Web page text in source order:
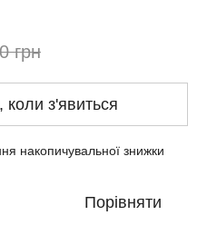
грн
коли з'явиться
накопичувальної знижки
Порівняти